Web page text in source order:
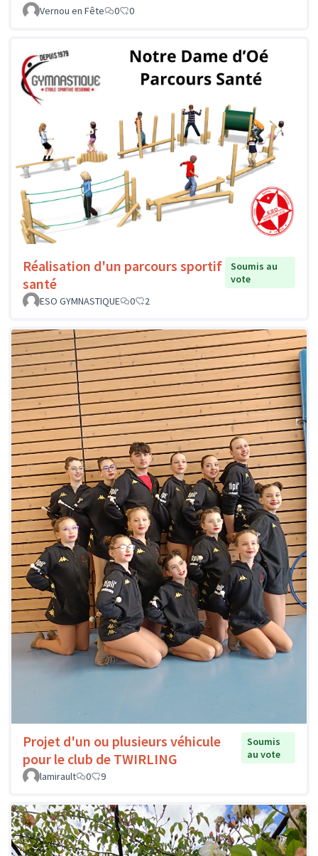
Vernou en Fête 0 0
Réalisation d'un parcours sportif
santé
Soumis au
vote
ESO GYMNASTIQUE
0 2
Projet d'un ou plusieurs véhicule
pour le club de TWIRLING
Soumis
au vote
lamirault
0 9